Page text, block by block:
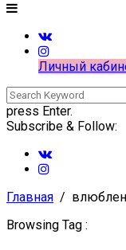
Личный
press Enter.
Subscribe & Follow:
Главная
Browsing Tag :